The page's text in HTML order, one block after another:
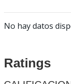
No hay datos
Ratings